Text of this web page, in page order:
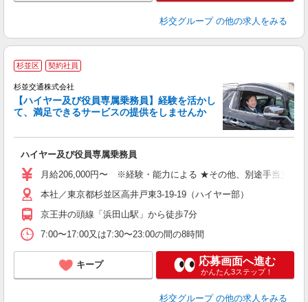
杉交グループ の他の求人をみる
杉並区 契約社員
杉並交通株式会社
【ハイヤー及び役員専属乗務員】経験を活かし
て、満足できるサービスの提供をしませんか
ハイヤー及び役員専属乗務員
月給206,000円〜 ※経験・能力による ★その他、別途手当支給
本社／東京都杉並区高井戸東3-19-19（ハイヤー部）
京王井の頭線「浜田山駅」から徒歩7分
7:00〜17:00又は7:30〜23:00の間の8時間
キープ 応募画面へ進む
かんたん3ステップ！
杉交グループ の他の求人をみる